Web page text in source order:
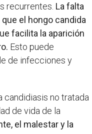
recurrentes. La falta
el hongo candida
facilita la aparición
Esto puede
de infecciones y
candidiasis no tratada
de vida de la
el malestar y la